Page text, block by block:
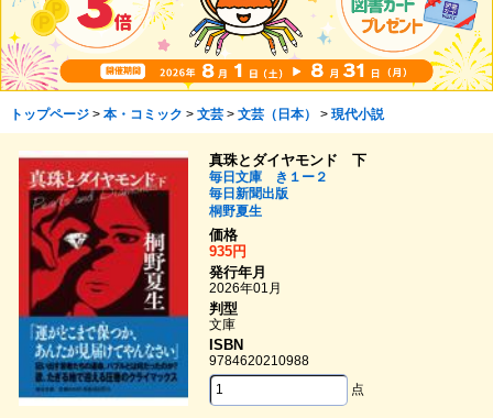
トップページ> 本・コミック > 文芸> 文芸（日本） > 現代小説
真珠とダイヤモンド 下
毎日文庫 き１ー２
毎日新聞出版
桐野夏生
価格
935円
発行年月
2026年01月
判型
文庫
ISBN
9784620210988
点